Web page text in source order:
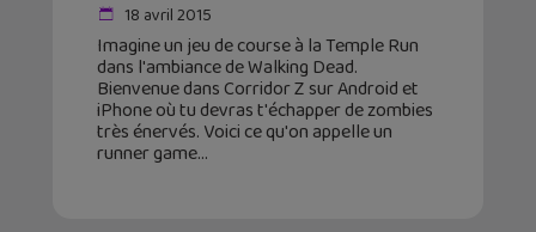
18 avril 2015
Imagine un jeu de course à la Temple Run
dans l'ambiance de Walking Dead.
Bienvenue dans Corridor Z sur Android et
iPhone où tu devras t'échapper de zombies
très énervés. Voici ce qu'on appelle un
runner game